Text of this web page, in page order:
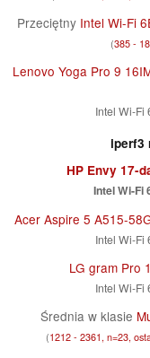
Przeciętny Intel Wi-Fi
(385 -
Lenovo Yoga Pro 9
Intel Wi-Fi
iperf3
HP Envy 17-
Intel Wi-Fi
Acer Aspire 5 A515-
Intel Wi-Fi
LG gram Pro
Intel Wi-Fi
Średnia w klasie
(1212 - 2361, n=23,